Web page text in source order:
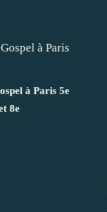
à Paris 5e
8e